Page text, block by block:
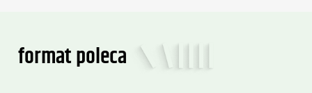
format poleca